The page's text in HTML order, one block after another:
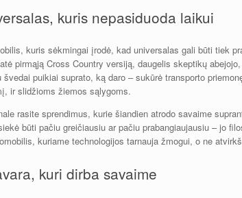
kuris nepasiduoda laikui
kuris sėkmingai įrodė, kad universalas gali būti tiek
pirmąją Cross Country versiją, daugelis skeptikų
švedai puikiai suprato, ką daro – sukūrė transporto
ir slidžioms žiemos sąlygoms.
rasite sprendimus, kurie šiandien atrodo savaime
būti pačiu greičiausiu ar pačiu prabangiaujausiu – jo
kuriame technologijos tarnauja žmogui, o ne
kuri dirba savaime